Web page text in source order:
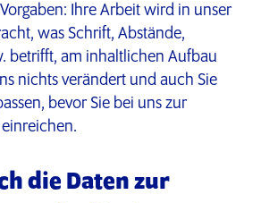
Ihre Arbeit wird in unser
was Schrift, Abstände,
betrifft, am inhaltlichen Aufbau
nichts verändert und auch Sie
bevor Sie bei uns zur
die Daten zur